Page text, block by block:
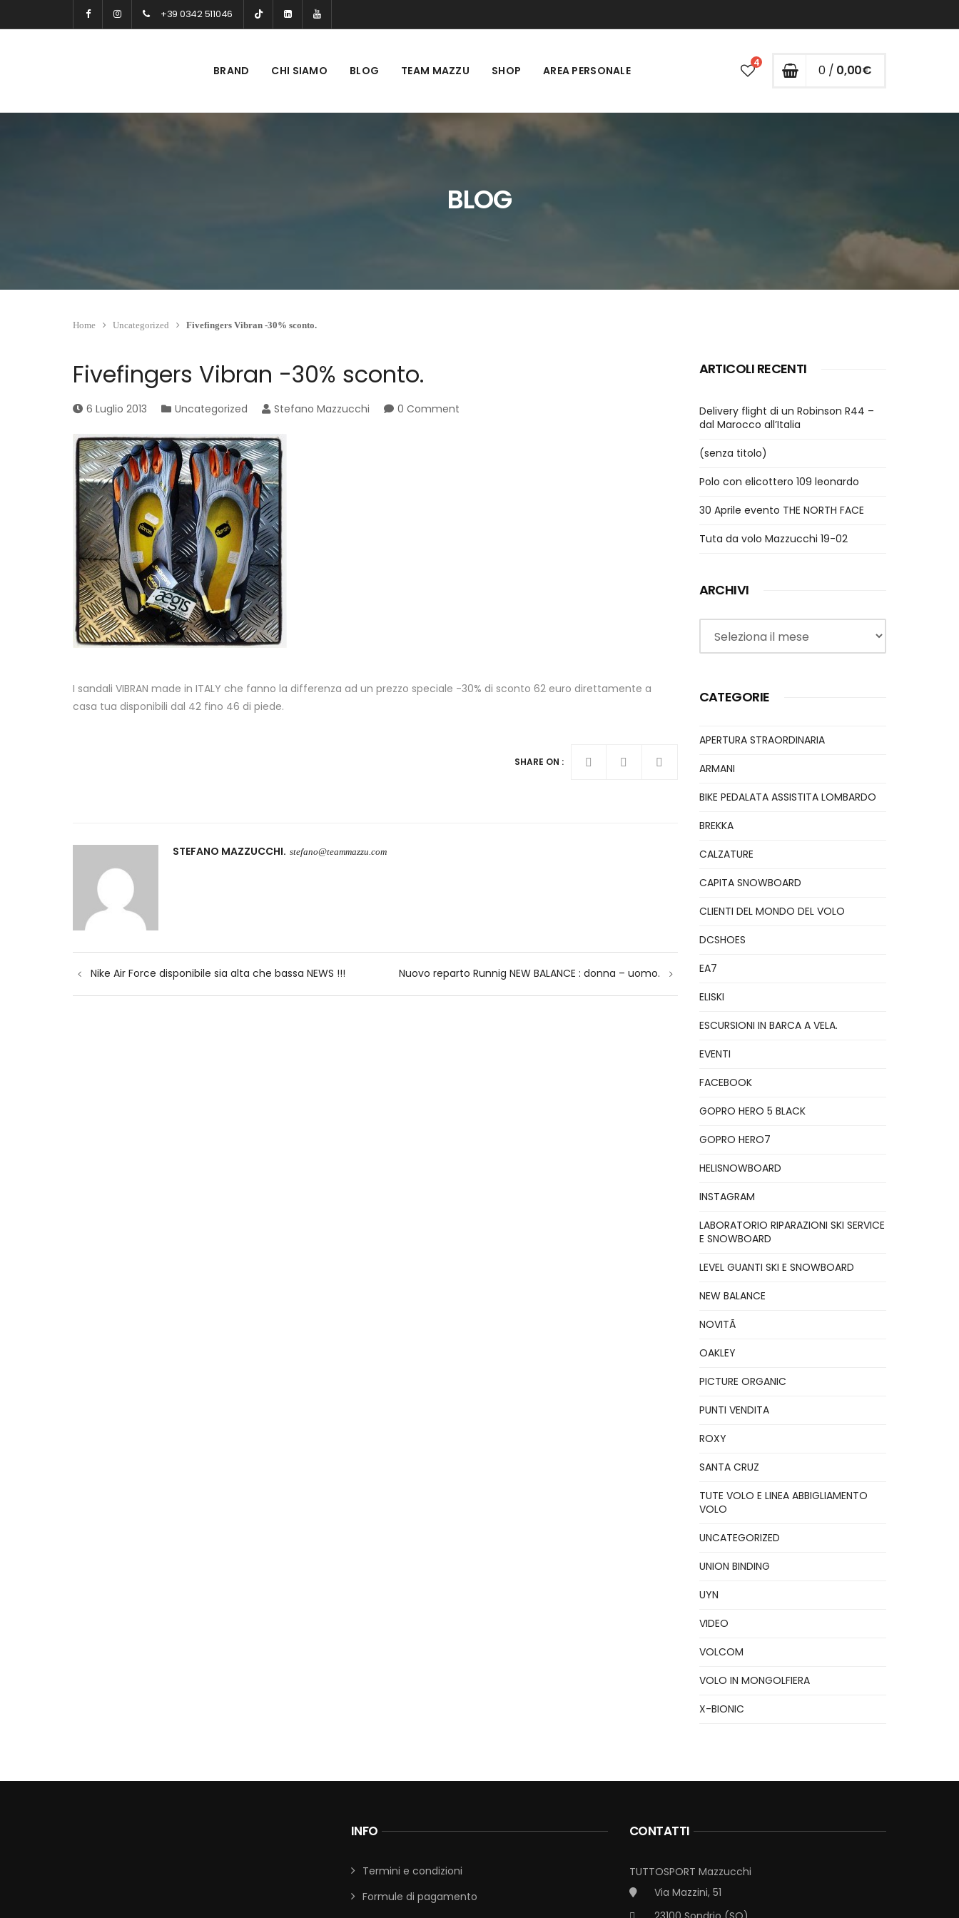
+39 0342 511046
BRAND CHI SIAMO BLOG TEAM MAZZU SHOP AREA PERSONALE
4 0 / 0,00€
BLOG
Home Uncategorized Fivefingers Vibran -30% sconto.
Fivefingers Vibran -30% sconto.
6 Luglio 2013 Uncategorized Stefano Mazzucchi 0 Comment
I sandali VIBRAN made in ITALY che fanno la differenza ad un prezzo speciale -30% di sconto 62 euro direttamente a
casa tua disponibili dal 42 fino 46 di piede.
SHARE ON :
STEFANO MAZZUCCHI stefano@teammazzu.com
articoli
Nike Air Force disponibile sia alta che bassa NEWS !!! Nuovo reparto Runnig NEW BALANCE : donna – uomo.
ARTICOLI RECENTI
Delivery flight di un Robinson R44 –
dal Marocco all’Italia
(senza titolo)
Polo con elicottero 109 leonardo
30 Aprile evento THE NORTH FACE
Tuta da volo Mazzucchi 19-02
ARCHIVI
Archivi
CATEGORIE
APERTURA STRAORDINARIA
ARMANI
BIKE PEDALATA ASSISTITA LOMBARDO
BREKKA
CALZATURE
CAPITA SNOWBOARD
CLIENTI DEL MONDO DEL VOLO
DCSHOES
EA7
ELISKI
ESCURSIONI IN BARCA A VELA.
EVENTI
FACEBOOK
GOPRO HERO 5 BLACK
GOPRO HERO7
HELISNOWBOARD
INSTAGRAM
LABORATORIO RIPARAZIONI SKI SERVICE
E SNOWBOARD
LEVEL GUANTI SKI E SNOWBOARD
NEW BALANCE
NOVITÃ
OAKLEY
PICTURE ORGANIC
PUNTI VENDITA
ROXY
SANTA CRUZ
TUTE VOLO E LINEA ABBIGLIAMENTO
VOLO
UNCATEGORIZED
UNION BINDING
UYN
VIDEO
VOLCOM
VOLO IN MONGOLFIERA
X-BIONIC
INFO
Termini e condizioni
Formule di pagamento
CONTATTI
TUTTOSPORT Mazzucchi
Via Mazzini, 51